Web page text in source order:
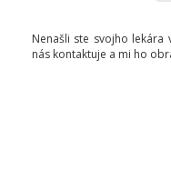
Nenašli ste svojho lekára
nás kontaktuje a mi ho